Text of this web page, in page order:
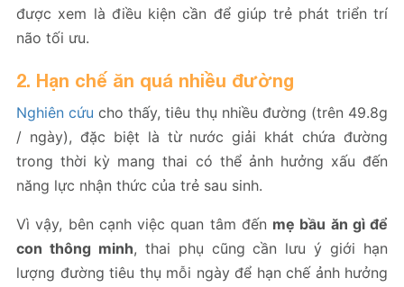
được xem là điều kiện cần để giúp trẻ phát triển trí
não tối ưu.
2. Hạn chế ăn quá nhiều đường
Nghiên cứu cho thấy, tiêu thụ nhiều đường (trên 49.8g
/ ngày), đặc biệt là từ nước giải khát chứa đường
trong thời kỳ mang thai có thể ảnh hưởng xấu đến
năng lực nhận thức của trẻ sau sinh.
Vì vậy, bên cạnh việc quan tâm đến mẹ bầu ăn gì để
con thông minh, thai phụ cũng cần lưu ý giới hạn
lượng đường tiêu thụ mỗi ngày để hạn chế ảnh hưởng